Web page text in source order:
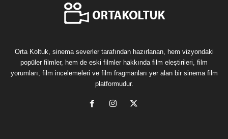
Orta Koltuk, sinema severler tarafından hazırlanan, hem vizyondaki
popüler filmler, hem de eski filmler hakkında film eleştirileri, film
yorumları, film incelemeleri ve film fragmanları yer alan bir sinema film
platformudur.